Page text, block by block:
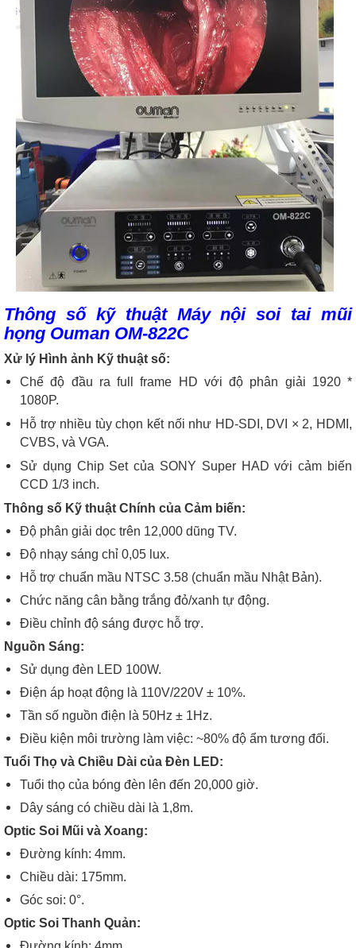
Thông số kỹ thuật Máy nội soi tai mũi
họng Ouman OM-822C
Xử lý Hình ảnh Kỹ thuật số:
Chế độ đầu ra full frame HD với độ phân giải 1920 *
1080P.
Hỗ trợ nhiều tùy chọn kết nối như HD-SDI, DVI × 2, HDMI,
CVBS, và VGA.
Sử dụng Chip Set của SONY Super HAD với cảm biến
CCD 1/3 inch.
Thông số Kỹ thuật Chính của Cảm biến:
Độ phân giải dọc trên 12,000 dũng TV.
Độ nhạy sáng chỉ 0,05 lux.
Hỗ trợ chuẩn mầu NTSC 3.58 (chuẩn mầu Nhật Bản).
Chức năng cân bằng trắng đỏ/xanh tự động.
Điều chỉnh độ sáng được hỗ trợ.
Nguồn Sáng:
Sử dụng đèn LED 100W.
Điện áp hoạt động là 110V/220V ± 10%.
Tần số nguồn điện là 50Hz ± 1Hz.
Điều kiện môi trường làm việc: ~80% độ ẩm tương đối.
Tuổi Thọ và Chiều Dài của Đèn LED:
Tuổi thọ của bóng đèn lên đến 20,000 giờ.
Dây sáng có chiều dài là 1,8m.
Optic Soi Mũi và Xoang:
Đường kính: 4mm.
Chiều dài: 175mm.
Góc soi: 0°.
Optic Soi Thanh Quản: